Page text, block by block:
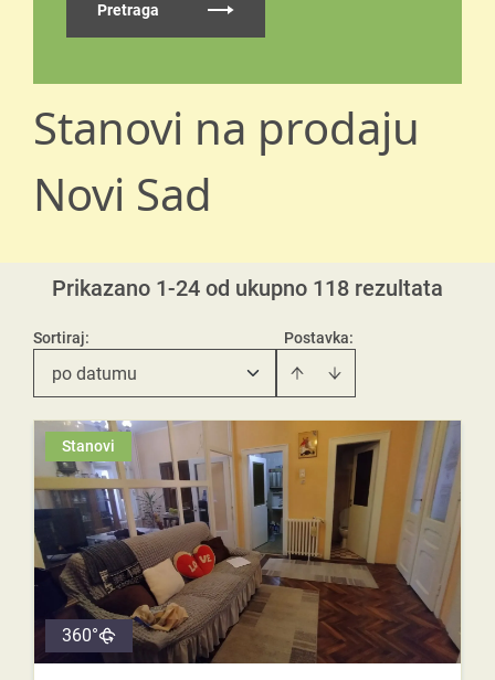
Pretraga
Stanovi na prodaju
Novi Sad
Prikazano 1-24 od ukupno 118 rezultata
Postavka:
Sortiraj:
po datumu
Stanovi
360°